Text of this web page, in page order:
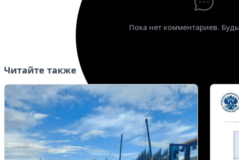
Пока нет комментариев.
Читайте также